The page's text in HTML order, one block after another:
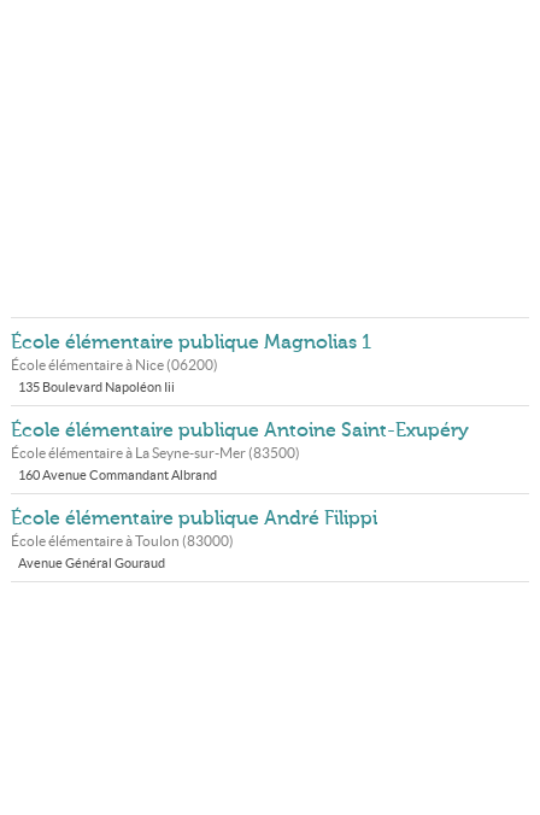
École élémentaire publique Magnolias 1
École élémentaire à Nice(06200)
135 Boulevard Napoléon Iii
École élémentaire publique Antoine Saint-Exupéry
École élémentaire à La Seyne-sur-Mer(83500)
160 Avenue Commandant Albrand
École élémentaire publique André Filippi
École élémentaire àToulon (83000)
Avenue Général Gouraud